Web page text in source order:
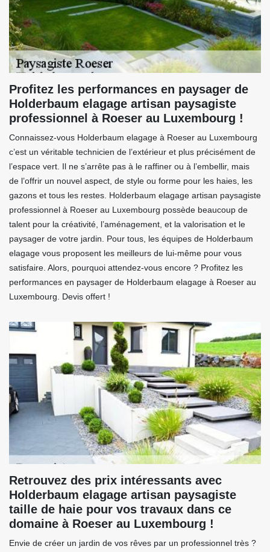
Profitez les performances en paysager de
Holderbaum elagage artisan paysagiste
professionnel à Roeser au Luxembourg !
Connaissez-vous Holderbaum elagage à Roeser au Luxembourg
c’est un véritable technicien de l’extérieur et plus précisément de
l’espace vert. Il ne s’arrête pas à le raffiner ou à l’embellir, mais
de l’offrir un nouvel aspect, de style ou forme pour les haies, les
gazons et tous les restes. Holderbaum elagage artisan paysagiste
professionnel à Roeser au Luxembourg possède beaucoup de
talent pour la créativité, l’aménagement, et la valorisation et le
paysager de votre jardin. Pour tous, les équipes de Holderbaum
elagage vous proposent les meilleurs de lui-même pour vous
satisfaire. Alors, pourquoi attendez-vous encore ? Profitez les
performances en paysager de Holderbaum elagage à Roeser au
Luxembourg. Devis offert !
Retrouvez des prix intéressants avec
Holderbaum elagage artisan paysagiste
taille de haie pour vos travaux dans ce
domaine à Roeser au Luxembourg !
Envie de créer un jardin de vos rêves par un professionnel très ?